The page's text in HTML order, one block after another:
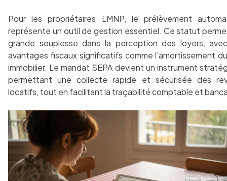
Pour les propriétaires LMNP, le prélèvement
représente un outil de gestion essentiel. Ce statut
grande souplesse dans la perception des loyers,
avantages fiscaux significatifs comme l’amortissement
immobilier. Le mandat SEPA devient un instrument
permettant une collecte rapide et sécurisée des
locatifs, tout en facilitant la traçabilité comptable et